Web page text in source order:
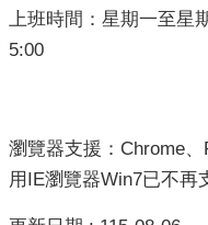
上班時間：星期一至星
5:00
瀏覽器支援：Chrome
用IE瀏覽器Win7已不再